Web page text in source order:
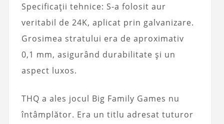
Specificații tehnice: S-a folosit aur
veritabil de 24K, aplicat prin galvanizare.
Grosimea stratului era de aproximativ
0,1 mm, asigurând durabilitate și un
aspect luxos.
THQ a ales jocul Big Family Games nu
întâmplător. Era un titlu adresat tuturor